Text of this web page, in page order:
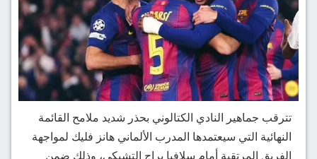
تترقب جماهير النادي الكتالوني بحذر شديد ملامح القائمة
النهائية التي سيعتمدها المدرب الألماني هانز فليك لمواجهة
الفريق المرتقبة أمام سلافيا براج التشيكي، وذلك ضمن